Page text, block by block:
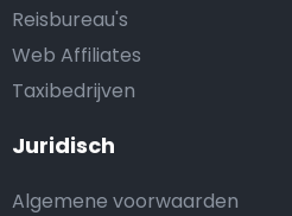
Reisbureau's
Web Affiliates
Taxibedrijven
Juridisch
Algemene voorwaarden